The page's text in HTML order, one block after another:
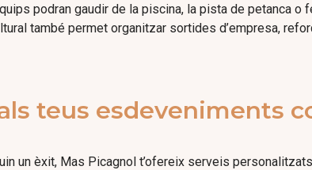
podran gaudir de la piscina, la pista de petanca o
també permet organitzar sortides d’empresa,
teus esdeveniments
un èxit, Mas Picagnol t’ofereix serveis